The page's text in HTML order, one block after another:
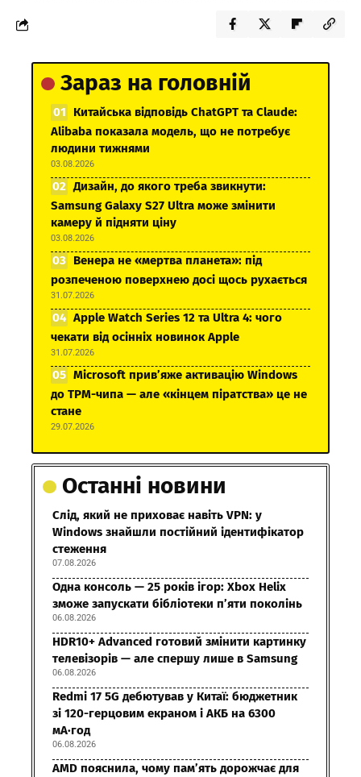
Зараз на головній
Китайська відповідь ChatGPT та Claude:
Alibaba показала модель, що не потребує
людини тижнями
03.08.2026
Дизайн, до якого треба звикнути:
Samsung Galaxy S27 Ultra може змінити
камеру й підняти ціну
03.08.2026
Венера не «мертва планета»: під
розпеченою поверхнею досі щось рухається
31.07.2026
Apple Watch Series 12 та Ultra 4: чого
чекати від осінніх новинок Apple
31.07.2026
Microsoft прив’яже активацію Windows
до TPM-чипа — але «кінцем піратства» це не
стане
29.07.2026
Останні новини
Слід, який не приховає навіть VPN: у
Windows знайшли постійний ідентифікатор
стеження
07.08.2026
Одна консоль — 25 років ігор: Xbox Helix
зможе запускати бібліотеки п’яти поколінь
06.08.2026
HDR10+ Advanced готовий змінити картинку
телевізорів — але спершу лише в Samsung
06.08.2026
Redmi 17 5G дебютував у Китаї: бюджетник
зі 120-герцовим екраном і АКБ на 6300
мА·год
06.08.2026
AMD пояснила, чому пам’ять дорожчає для